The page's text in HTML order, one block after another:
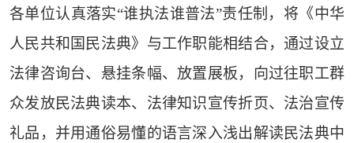
各单位认真落实“谁执法谁普法”责任制，将《中华
人民共和国民法典》与工作职能相结合，通过设立
法律咨询台、悬挂条幅、放置展板，向过往职工群
众发放民法典读本、法律知识宣传折页、法治宣传
礼品，并用通俗易懂的语言深入浅出解读民法典中